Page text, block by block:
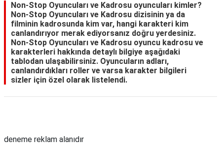
Non-Stop Oyuncuları ve Kadrosu oyuncuları kimler?
Non-Stop Oyuncuları ve Kadrosu dizisinin ya da
filminin kadrosunda kim var, hangi karakteri kim
canlandırıyor merak ediyorsanız doğru yerdesiniz.
Non-Stop Oyuncuları ve Kadrosu oyuncu kadrosu ve
karakterleri hakkında detaylı bilgiye aşağıdaki
tablodan ulaşabilirsiniz. Oyuncuların adları,
canlandırdıkları roller ve varsa karakter bilgileri
sizler için özel olarak listelendi.
deneme reklam alanıdır